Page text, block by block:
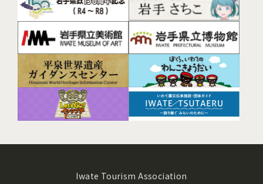
Iwate Tourism Association